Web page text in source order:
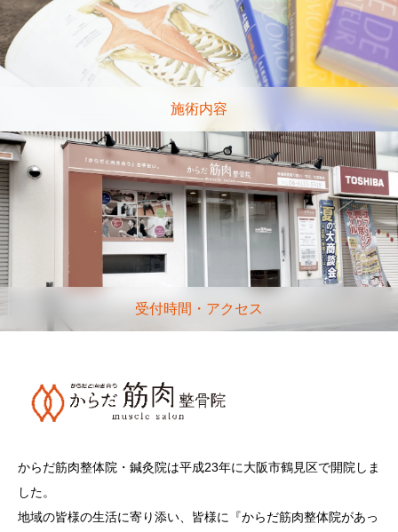
施術内容
受付時間・アクセス
からだ筋肉整体院・鍼灸院は平成23年に大阪市鶴見区で開院しま
した。
地域の皆様の生活に寄り添い、皆様に『からだ筋肉整体院があっ